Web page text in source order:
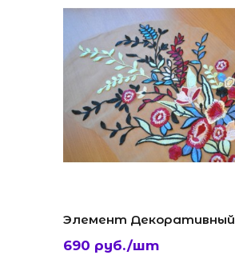
Элемент Декоративный
690 руб./шт